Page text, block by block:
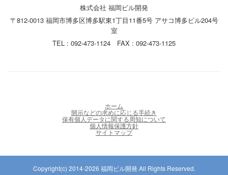
株式会社 福岡ビル開発
〒812-0013 福岡市博多区博多駅東1丁目11番5号 アサコ博多ビル204号
室
TEL : 092-473-1124 FAX : 092-473-1125
ホーム
開示などの求めに応じる手続き
保有個人データに関する周知について
個人情報保護方針
サイトマップ
Copyright(c) 2014-2026 福岡ビル開発 All Rights Reserved.